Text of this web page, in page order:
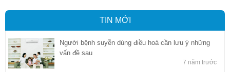
TIN MỚI
Người bệnh suyễn dùng điều hoà cần lưu ý những
vấn đề sau
7 năm trước